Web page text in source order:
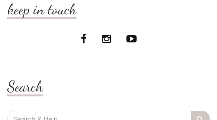
keep in touch
Search
Search